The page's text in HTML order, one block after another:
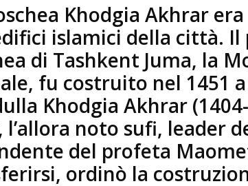
Khodgia Akhrar
islamici della città. Il
di Tashkent Juma, la
fu costruito nel 1451 a
Khodgia Akhrar
noto sufi, leader
del profeta
ordinò la